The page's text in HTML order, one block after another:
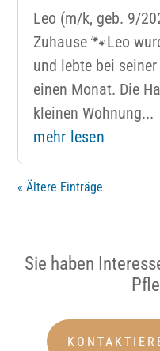
Leo (m/k, geb. 9/
Zuhause 🐾Leo
und lebte bei
einen Monat. Die
kleinen Wohnung...
mehr lesen
« Ältere Einträge
Sie haben